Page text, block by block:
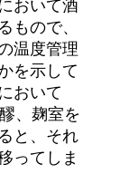
おいて酒
もので、
温度管理
を示して
おいて
、麹室を
と、それ
ってしま